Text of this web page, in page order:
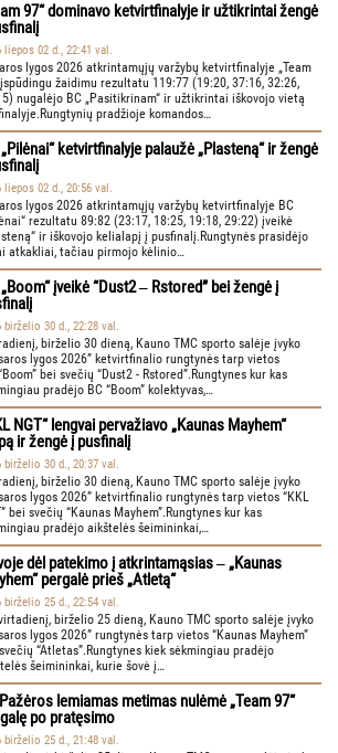
97“ dominavo ketvirtfinalyje ir užtikrintai žengė
liepos 02 d., 22:41 val.
lygos 2026 atkrintamųjų varžybų ketvirtfinalyje „Team
žaidimu rezultatu 119:77 (19:20, 37:16, 32:26,
nugalėjo BC „Pasitikrinam“ ir užtikrintai iškovojo vietą
pradžioje komandos…
ketvirtfinalyje palaužė „Plasteną“ ir žengė
liepos 02 d., 20:56 val.
lygos 2026 atkrintamųjų varžybų ketvirtfinalyje BC
rezultatu 89:82 (23:17, 18:25, 19:18, 29:22) įveikė
ir iškovojo kelialapį į pusfinalį.Rungtynės prasidėjo
atkakliai, tačiau pirmojo kėlinio…
įveikė “Dust2 ‒ Rstored” bei žengė į
birželio 30 d., 22:28 val.
birželio 30 dieną, Kauno TMC sporto salėje įvyko
lygos 2026” ketvirtfinalio rungtynės tarp vietos
bei svečių “Dust2 - Rstored”.Rungtynes kur kas
pradėjo BC “Boom” kolektyvas,…
NGT“ lengvai pervažiavo „Kaunas Mayhem“
ir žengė į pusfinalį
birželio 30 d., 20:37 val.
birželio 30 dieną, Kauno TMC sporto salėje įvyko
lygos 2026” ketvirtfinalio rungtynės tarp vietos “KKL
bei svečių “Kaunas Mayhem”.Rungtynes kur kas
pradėjo aikštelės šeimininkai,…
dėl patekimo į atkrintamąsias ‒ „Kaunas
pergalė prieš „Atletą“
birželio 25 d., 22:54 val.
birželio 25 dieną, Kauno TMC sporto salėje įvyko
lygos 2026” rungtynės tarp vietos “Kaunas Mayhem”
“Atletas”.Rungtynes kiek sėkmingiau pradėjo
šeimininkai, kurie šovė į…
lemiamas metimas nulėmė „Team 97“
po pratęsimo
birželio 25 d., 21:48 val.